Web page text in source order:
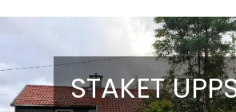
STAKET